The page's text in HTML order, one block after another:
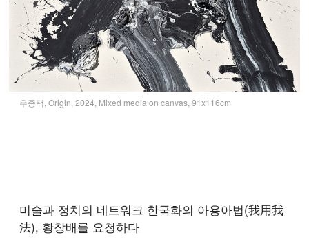
우종택, Origin, 2024, Mixed media on canvas, 91x116cm
미술과 정치의 네트워크 한국화의 아용아법(我用我
法), 황창배를 요청하다